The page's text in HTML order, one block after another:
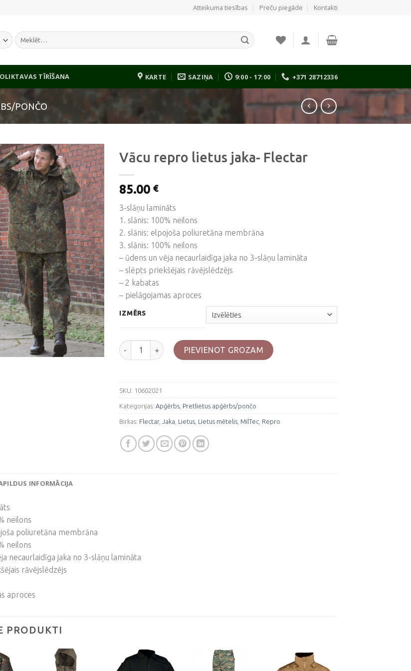
Atteikuma tiesības Preču piegāde Kontakti
Meklēt:
TĪRĪŠANA KARTE SAZIŅA 9:00 - 17:00 +371 28712336
PONČO
Pievienot
vēlmju
sarakstam
Vācu repro lietus jaka- Flectar
85.00€
3-slāņu lamināts
1. slānis: 100% neilons
2. slānis: elpojoša poliuretāna membrāna
3. slānis: 100% neilons
– ūdens un vēja necaurlaidīga jaka no 3-slāņu lamināta
– slēpts priekšējais rāvējslēdzējs
– 2 kabatas
– pielāgojamas aproces
IZMĒRS
Vācu repro lietus jaka- Flectar daudzums
PIEVIENOT GROZAM
SKU: 10602021
Kategorijas:Apģērbs Pretlietus apģērbs/pončo
Birkas: Flectar,Jaka Lietus Lietus mētelis MilTec Repro
INFORMĀCIJA
neilons
poliuretāna membrāna
neilons
necaurlaidīga jaka no 3-slāņu lamināta
rāvējslēdzējs
aproces
PRODUKTI